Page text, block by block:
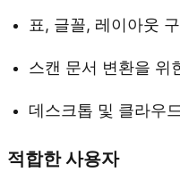
표, 글꼴, 레이아웃
스캔 문서 변환을 위
데스크톱 및 클라우
적합한 사용자